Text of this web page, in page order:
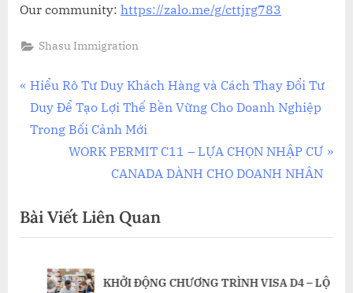
Our community: https://zalo.me/g/cttjrg783
Shasu Immigration
Điều
hướng
P
r
e
u
s
Hiểu Rõ Tư Duy Khách Hàng và Cách Thay Đổi Tư
Duy Để Tạo Lợi Thế Bền Vững Cho Doanh Nghiệp
Trong Bối Cảnh Mới
N
t
P
s
WORK PERMIT C11 – LỰA CHỌN NHẬP CƯ
CANADA DÀNH CHO DOANH NHÂN
Bài Viết Liên Quan
KHỞI ĐỘNG CHƯƠNG TRÌNH VISA D4 – LỘ